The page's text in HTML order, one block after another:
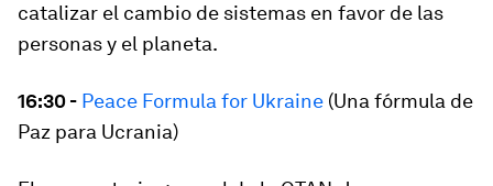
catalizar el cambio de sistemas en favor de las
personas y el planeta.
16:30 - Peace Formula for Ukraine (Una fórmula de
Paz para Ucrania)